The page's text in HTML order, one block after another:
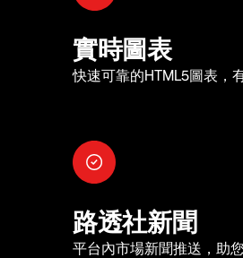
實時圖表
快速可靠的HTML5圖表，
路透社新聞
平台內市場新聞推送，助